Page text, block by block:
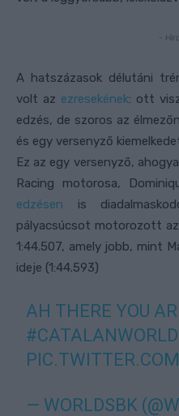
-
A hatszázasok délutáni
volt az ezresekének: ott
edzés, de szoros az
és egy versenyző
Ez az egy versenyző,
Racing motorosa,
edzésen is
pályacsúcsot motorozott
1:44.507, amely jobb, mint
ideje (1:44.593)
AH THERE YOU
— WORLDSBK